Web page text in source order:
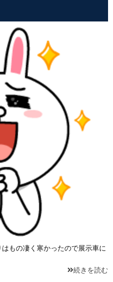
凄く寒かったので展示車に
続きを読む